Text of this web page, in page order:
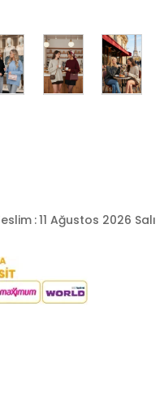
:11 Ağustos 2026 Salı